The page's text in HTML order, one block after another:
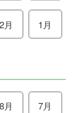
2月 1月
8月 7月